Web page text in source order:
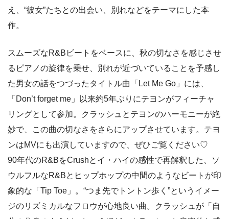
え、“彼女”たちとの出会い、別れなどをテーマにした本
作。
スムーズなR&Bビートをベースに、秋の切なさを感じさせ
るピアノの旋律を乗せ、別れが近づいていることを予感し
た男女の話をつづったタイトル曲「Let Me Go」には、
「Don’t forget me」以来約5年ぶりにテヨンがフィーチャ
リングとして参加。クラッシュとテヨンのハーモニーが絶
妙で、この曲の切なさをさらにアップさせています。テヨ
ンはMVにも出演していますので、ぜひご覧ください♡
90年代のR&BをCrushとイ・ハイの感性で再解釈した、ソ
ウルフルなR&Bとヒップホップの中間のようなビートが印
象的な「Tip Toe」。“つま先でトントン歩く”というイメー
ジのリズミカルなフロウが心地良い曲。クラッシュが「自